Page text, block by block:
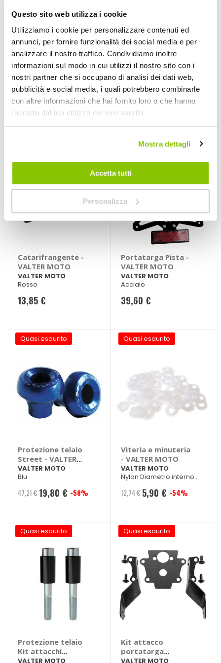
Questo sito web utilizza i cookie
Utilizziamo i cookie per personalizzare contenuti ed
annunci, per fornire funzionalità dei social media e per
analizzare il nostro traffico. Condividiamo inoltre
informazioni sul modo in cui utilizzi il nostro sito con i
nostri partner che si occupano di analisi dei dati web,
pubblicità e social media, i quali potrebbero combinarle
con altre informazioni che hai fornito loro o che hanno
raccolto dal tuo utilizzo dei loro servizi.
Mostra dettagli
Accetta tutti
Personalizza
Stabilizzatori
Manubrio Kit
attacchi - VALTER
MOTO Suzuki GSR,
GSX, SV, Yamaha R1
VALTER MOTO
+ altri 2 veicoli
8,54 €
Prezzo
4,05 € -53%
48H
Stabilizzatori
Manubrio Kit
MOTO Honda CB,
CBR, Hornet, VTR
+ altri 2 veicoli
34,72 €
48H
Catarifrangente -
VALTER MOTO
VALTER MOTO
Rosso
13,85 €
Quasi esaurito
Portatarga Pista -
VALTER MOTO
VALTER MOTO
Acciaio
39,60 €
Quasi esaurito
Protezione telaio
Street - VALTER
MOTO
VALTER MOTO
Blu
47,21 € Prezzo
19,80 € -58%
Quasi esaurito
Viteria e minuteria
- VALTER MOTO
VALTER MOTO
Nylon Diametro interno
12,74 € Prezzo
5,90 € -54%
Quasi esaurito
Protezione telaio
Kit attacchi
Yamaha MT-07 MY
VALTER MOTO
Quasi esaurito
Kit attacco
portatarga
Kawasaki Z 800
VALTER MOTO